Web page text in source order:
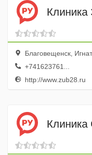
Клиника
Благовещенск,
+741623761...
http://www.zub28.ru
Клиника